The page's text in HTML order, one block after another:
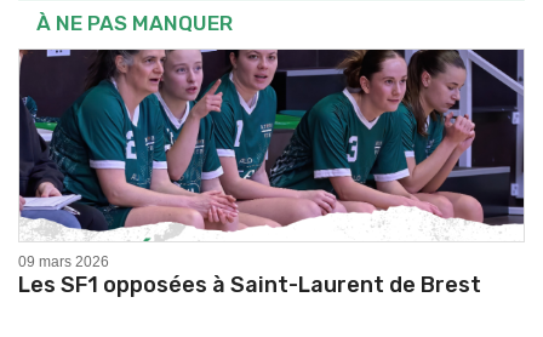
À NE PAS MANQUER
09 mars 2026
Les SF1 opposées à Saint-Laurent de Brest